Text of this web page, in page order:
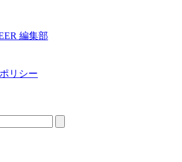
編集部
リシー